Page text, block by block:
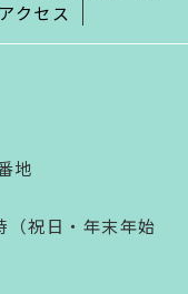
クセス
地
（祝日・年末年始